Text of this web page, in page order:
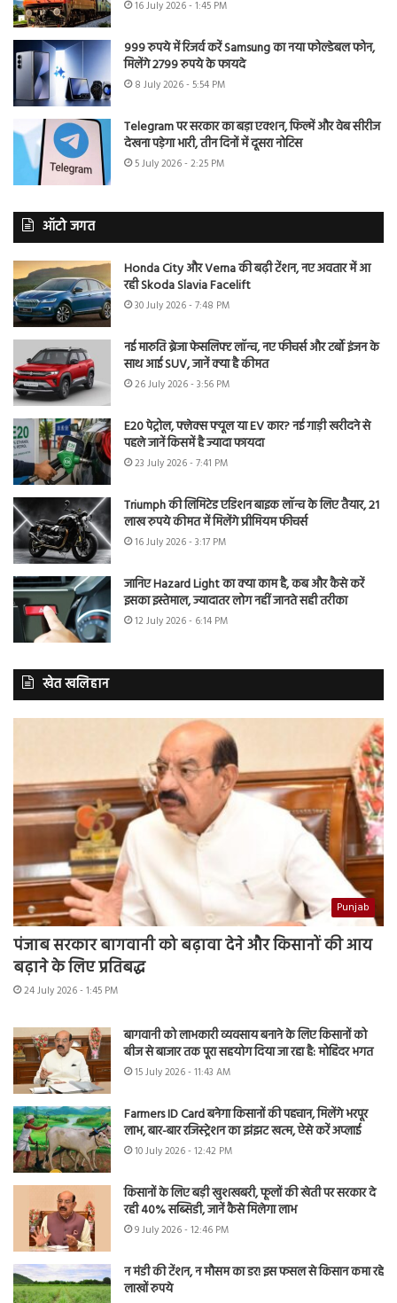
16 July 2026 - 1:45 PM
999 रुपये में रिजर्व करें Samsung का नया फोल्डेबल फोन,
मिलेंगे 2799 रुपये के फायदे
8 July 2026 - 5:54 PM
Telegram पर सरकार का बड़ा एक्शन, फिल्में और वेब सीरीज
देखना पड़ेगा भारी, तीन दिनों में दूसरा नोटिस
5 July 2026 - 2:25 PM
ऑटो जगत
Honda City और Verna की बढ़ी टेंशन, नए अवतार में आ
रही Skoda Slavia Facelift
30 July 2026 - 7:48 PM
नई मारुति ब्रेजा फेसलिफ्ट लॉन्च, नए फीचर्स और टर्बो इंजन के
साथ आई SUV, जानें क्या है कीमत
26 July 2026 - 3:56 PM
E20 पेट्रोल, फ्लेक्स फ्यूल या EV कार? नई गाड़ी खरीदने से
पहले जानें किसमें है ज्यादा फायदा
23 July 2026 - 7:41 PM
Triumph की लिमिटेड एडिशन बाइक लॉन्च के लिए तैयार, 21
लाख रुपये कीमत में मिलेंगे प्रीमियम फीचर्स
16 July 2026 - 3:17 PM
जानिए Hazard Light का क्या काम है, कब और कैसे करें
इसका इस्तेमाल, ज्यादातर लोग नहीं जानते सही तरीका
12 July 2026 - 6:14 PM
खेत खलिहान
Punjab
पंजाब सरकार बागवानी को बढ़ावा देने और किसानों की आय
बढ़ाने के लिए प्रतिबद्ध
24 July 2026 - 1:45 PM
बागवानी को लाभकारी व्यवसाय बनाने के लिए किसानों को
बीज से बाजार तक पूरा सहयोग दिया जा रहा है: मोहिंदर भगत
15 July 2026 - 11:43 AM
Farmers ID Card बनेगा किसानों की पहचान, मिलेंगे भरपूर
लाभ, बार-बार रजिस्ट्रेशन का झंझट खत्म, ऐसे करें अप्लाई
10 July 2026 - 12:42 PM
किसानों के लिए बड़ी खुशखबरी, फूलों की खेती पर सरकार दे
रही 40% सब्सिडी, जानें कैसे मिलेगा लाभ
9 July 2026 - 12:46 PM
न मंडी की टेंशन, न मौसम का डर! इस फसल से किसान कमा रहे
लाखों रुपये